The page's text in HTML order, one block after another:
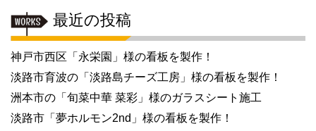
最近の投稿
神戸市西区「永栄園」様の看板を製作！
淡路市育波の「淡路島チーズ工房」様の看板を製作！
洲本市の「旬菜中華 菜彩」様のガラスシート施工
淡路市「夢ホルモン2nd」様の看板を製作！